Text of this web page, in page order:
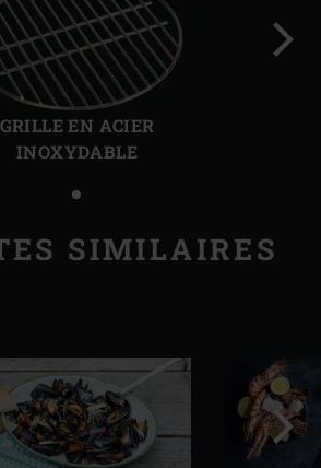
GRILLE EN ACIER
INOXYDABLE
SIMILAIRES